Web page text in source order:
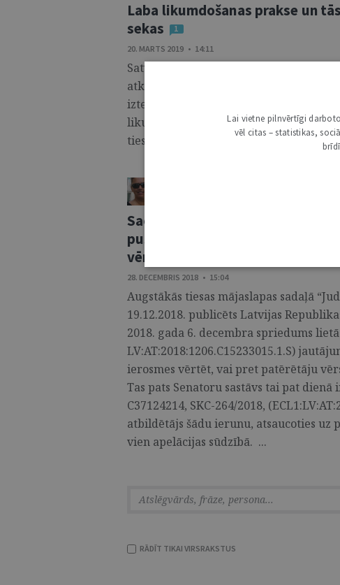
Laba likumdošanas prakse un
sekas
1
20. MARTS 2019 • 14:11
Satversmes tiesas 2019. gada 6. marta
atkārtoti (pēc 2018. gada 12. aprīļa
izteiktajiem secinājumiem)
likumdošanas procesam Latvijā ir
tiesai netieši norādot, ka Saeimas
Sacīkstes princips civilprocesā
puses aizsardzībai: tiesas
vērtēšanā un šādas ierunas
28. DECEMBRIS 2018 • 15:04
Augstākās tiesas mājaslapas sadaļā
19.12.2018. publicēts Latvijas
2018. gada 6. decembra spriedums lietā
LV:AT:2018:1206.C15233015.1.S)
ierosmes vērtēt, vai pret patērētāju
Tas pats Senatoru sastāvs tai pat
C37124214, SKC-264/2018,
atbildētājs šādu ierunu, atsaucoties
vien apelācijas sūdzībā. ...
RĀDĪT TIKAI VIRSRAKSTUS
Lai vietne pilnvērtīgi
vēl citas – statistikas,